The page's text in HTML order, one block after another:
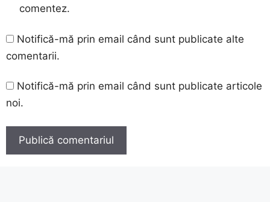
comentez.
Notifică-mă prin email când sunt publicate alte
comentarii.
Notifică-mă prin email când sunt publicate articole
noi.